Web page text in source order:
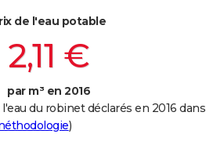
de l'eau potable
2,11 €
par m³ en 2016
du robinet déclarés en 2016 dans
)